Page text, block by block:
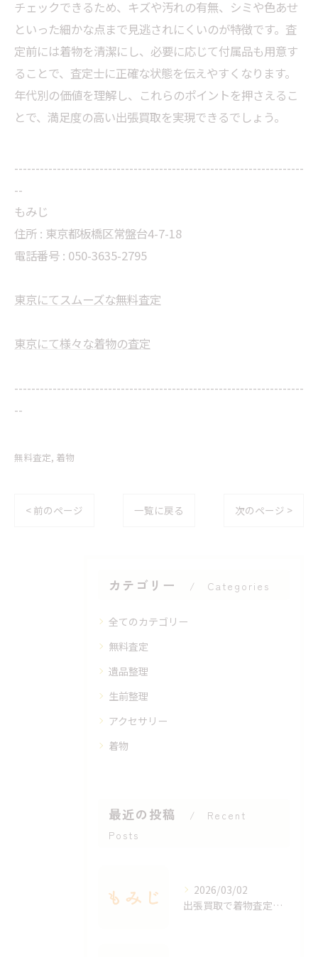
チェックできるため、キズや汚れの有無、シミや色あせ
といった細かな点まで見逃されにくいのが特徴です。査
定前には着物を清潔にし、必要に応じて付属品も用意す
ることで、査定士に正確な状態を伝えやすくなります。
年代別の価値を理解し、これらのポイントを押さえるこ
とで、満足度の高い出張買取を実現できるでしょう。
--------------------------------------------------------------------
--
もみじ
住所 : 東京都板橋区常盤台4-7-18
電話番号 : 050-3635-2795
東京にてスムーズな無料査定
東京にて様々な着物の査定
--------------------------------------------------------------------
--
無料査定 着物
< 前のページ 一覧に戻る 次のページ >
カテゴリー Categories
全てのカテゴリー
無料査定
遺品整理
生前整理
アクセサリー
着物
最近の投稿
Recent
Posts
2026/03/02
出張買取で着物査定のポイントと価値を見極める方法